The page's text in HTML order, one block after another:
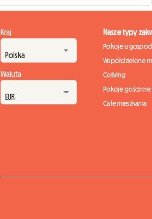
Kraj
Waluta
Nasze typy
Pokoje u
Współdzielone
Coliving
Pokoje gościnne
Całe mieszkania